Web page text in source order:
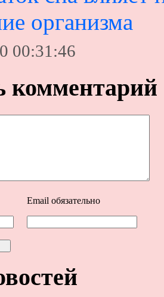
организма
00:31:46
комментарий
Email обязательно